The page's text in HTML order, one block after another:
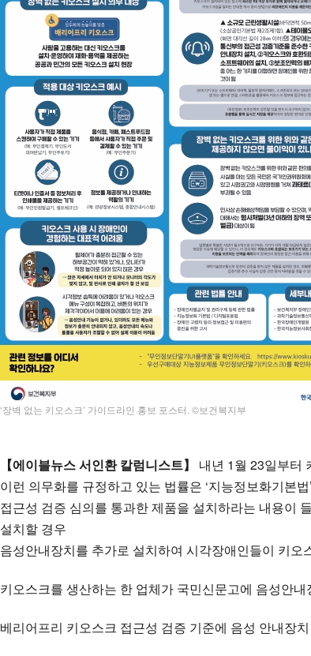
‘장벽 없는 키오스크’ 가이드라인 홍보 포스터. ©보건복지부
【에이블뉴스 서인환 칼럼니스트】 내년 1월 23일부터
이런 의무화를 규정하고 있는 법률은 ‘지능정보화기본
접근성 검증 심의를 통과한 제품을 설치하라는 내용이
설치할 경우
음성안내장치를 추가로 설치하여 시각장애인들이 키
키오스크를 생산하는 한 업체가 국민신문고에 음성안
베리어프리 키오스크 접근성 검증 기준에 음성 안내장